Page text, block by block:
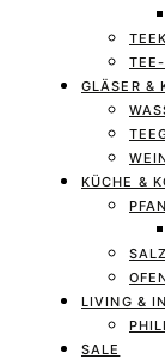
GLÄSER &
KÜCHE &
LIVING &
SALE